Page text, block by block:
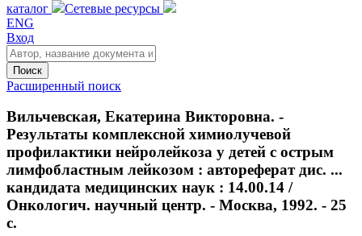
каталог
Сетевые ресурсы
ENG
Вход
Поиск
Расширенный поиск
Вильчевская, Екатерина Викторовна. -
Результаты комплексной химиолучевой
профилактики нейролейкоза у детей с острым
лимфобластным лейкозом : автореферат дис. ...
кандидата медицинских наук : 14.00.14 /
Онкологич. научный центр. - Москва, 1992. - 25
с.